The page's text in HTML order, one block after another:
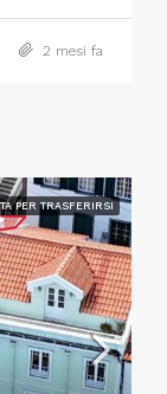
2 mesi fa
PER TRASFERIRSI